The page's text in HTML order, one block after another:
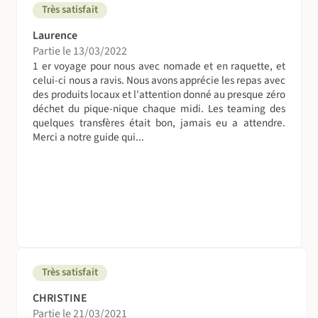
vos substituts adaptés, notamment pain spécial, lait
spécial, encas, ….
Suivez le guide !
Accompagnateur en montagne, brevet d'état.
On se déplace comment sur place ?
En minibus, compris dans la prestation.
Sac à dos de randonnée d’une capacité de 40L environ, il
vous sera utile pourle transport de
vos affaires personnelles durant lajournée (Pique-niques,
vêtements, appareil photos …)
Très satisfait
Laurence
Partie le 13/03/2022
1 er voyage pour nous avec nomade et en raquette, et
celui-ci nous a ravis. Nous avons apprécie les repas avec
des produits locaux et l'attention donné au presque zéro
déchet du pique-nique chaque midi. Les teaming des
quelques transfères était bon, jamais eu a attendre.
Merci a notre guide qui...
Très satisfait
CHRISTINE
Partie le 21/03/2021